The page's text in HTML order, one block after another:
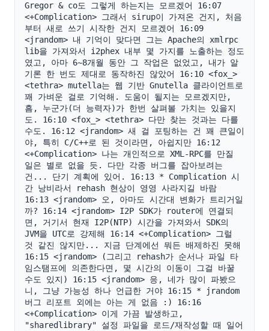
Gregor & co도 그렇게 하는지는 모르겠어 16:07
<+Complication> 그래서 sirup이 가져온 건지, 처음
부터 새로 쓰기 시작한 건지 모르겠어 16:09
<jrandom> 내 기억이 맞다면 그는 Apache의 xmlrpc
lib을 가져와서 i2phex 내부 몇 가지를 노출하는 정도
였고, 아마 6~8개월 동안 그 작업은 없었고, 내가 알
기론 한 번도 제대로 동작하진 않았어 16:10 <fox_>
<tethra> mutella는 웹 기반 Gnutella 클라이언트로
꽤 가벼운 걸로 기억해. 도움이 될지는 모르겠지만,
흠, 누군가(더 능력자)가 한번 살펴볼 가치는 있을지
도. 16:10 <fox_> <tethra> 다만 찾는 것과는 다를
수도. 16:12 <jrandom> 새 걸 포팅하는 건 꽤 큰일이
야, 특히 C/C++로 된 것이라면, 아쉽지만 16:12
<+Complication> 나는 개인적으로 XML-RPC를 만질
일은 별로 없을 듯. 다만 각종 버그를 잡아보려는
건... 단기 계획에 있어. 16:13 * Complication 시
간 낭비라서 rehash 현상이 영영 사라지길 바람
16:13 <jrandom> 오, 아마도 시간대 변화가 트리거일
까? 16:14 <jrandom> I2P SDK가 router에 연결되
면, 거기서 현재 I2P(NTP) 시간을 가져와서 SDK의
JVM을 UTC로 강제해 16:14 <+Complication> 그럴
것 같진 않지만... 지금 단계에선 뭐든 배제하진 못해
16:15 <jrandom> (그리고 rehash가 순서나 파일 타
임스탬프에 의존한다면, 몇 시간의 이동이 그걸 바꿀
수도 있지) 16:15 <jrandom> 응, 네가 많이 파봤으
니, 그냥 가능성 하나 언급한 거야 16:15 * jrandom
버그 리포트 외에는 아는 게 없음 :) 16:16
<+Complication> 이게 가끔 발생하고,
"sharedlibrary" 설정 파일을 로드/재작성할 때 일어